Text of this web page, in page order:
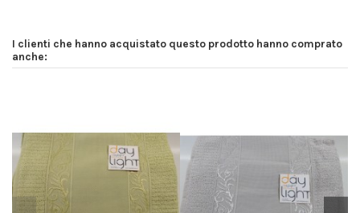
I clienti che hanno acquistato questo prodotto hanno comprato
anche: